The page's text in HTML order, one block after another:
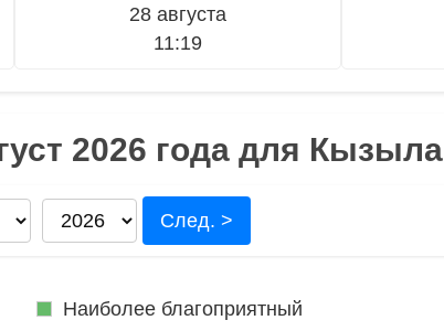
28 августа
11:19
2026 года для Кызыла
След. >
Наиболее благоприятный